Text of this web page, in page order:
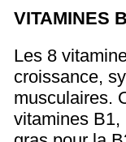
VITAMINES B
Les 8
croissance,
musculaires.
vitamines